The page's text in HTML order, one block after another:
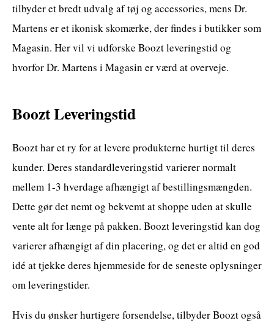
tilbyder et bredt udvalg af tøj og accessories, mens Dr.
Martens er et ikonisk skomærke, der findes i butikker som
Magasin. Her vil vi udforske Boozt leveringstid og
hvorfor Dr. Martens i Magasin er værd at overveje.
Boozt Leveringstid
Boozt har et ry for at levere produkterne hurtigt til deres
kunder. Deres standardleveringstid varierer normalt
mellem 1-3 hverdage afhængigt af bestillingsmængden.
Dette gør det nemt og bekvemt at shoppe uden at skulle
vente alt for længe på pakken. Boozt leveringstid kan dog
varierer afhængigt af din placering, og det er altid en god
idé at tjekke deres hjemmeside for de seneste oplysninger
om leveringstider.
Hvis du ønsker hurtigere forsendelse, tilbyder Boozt også